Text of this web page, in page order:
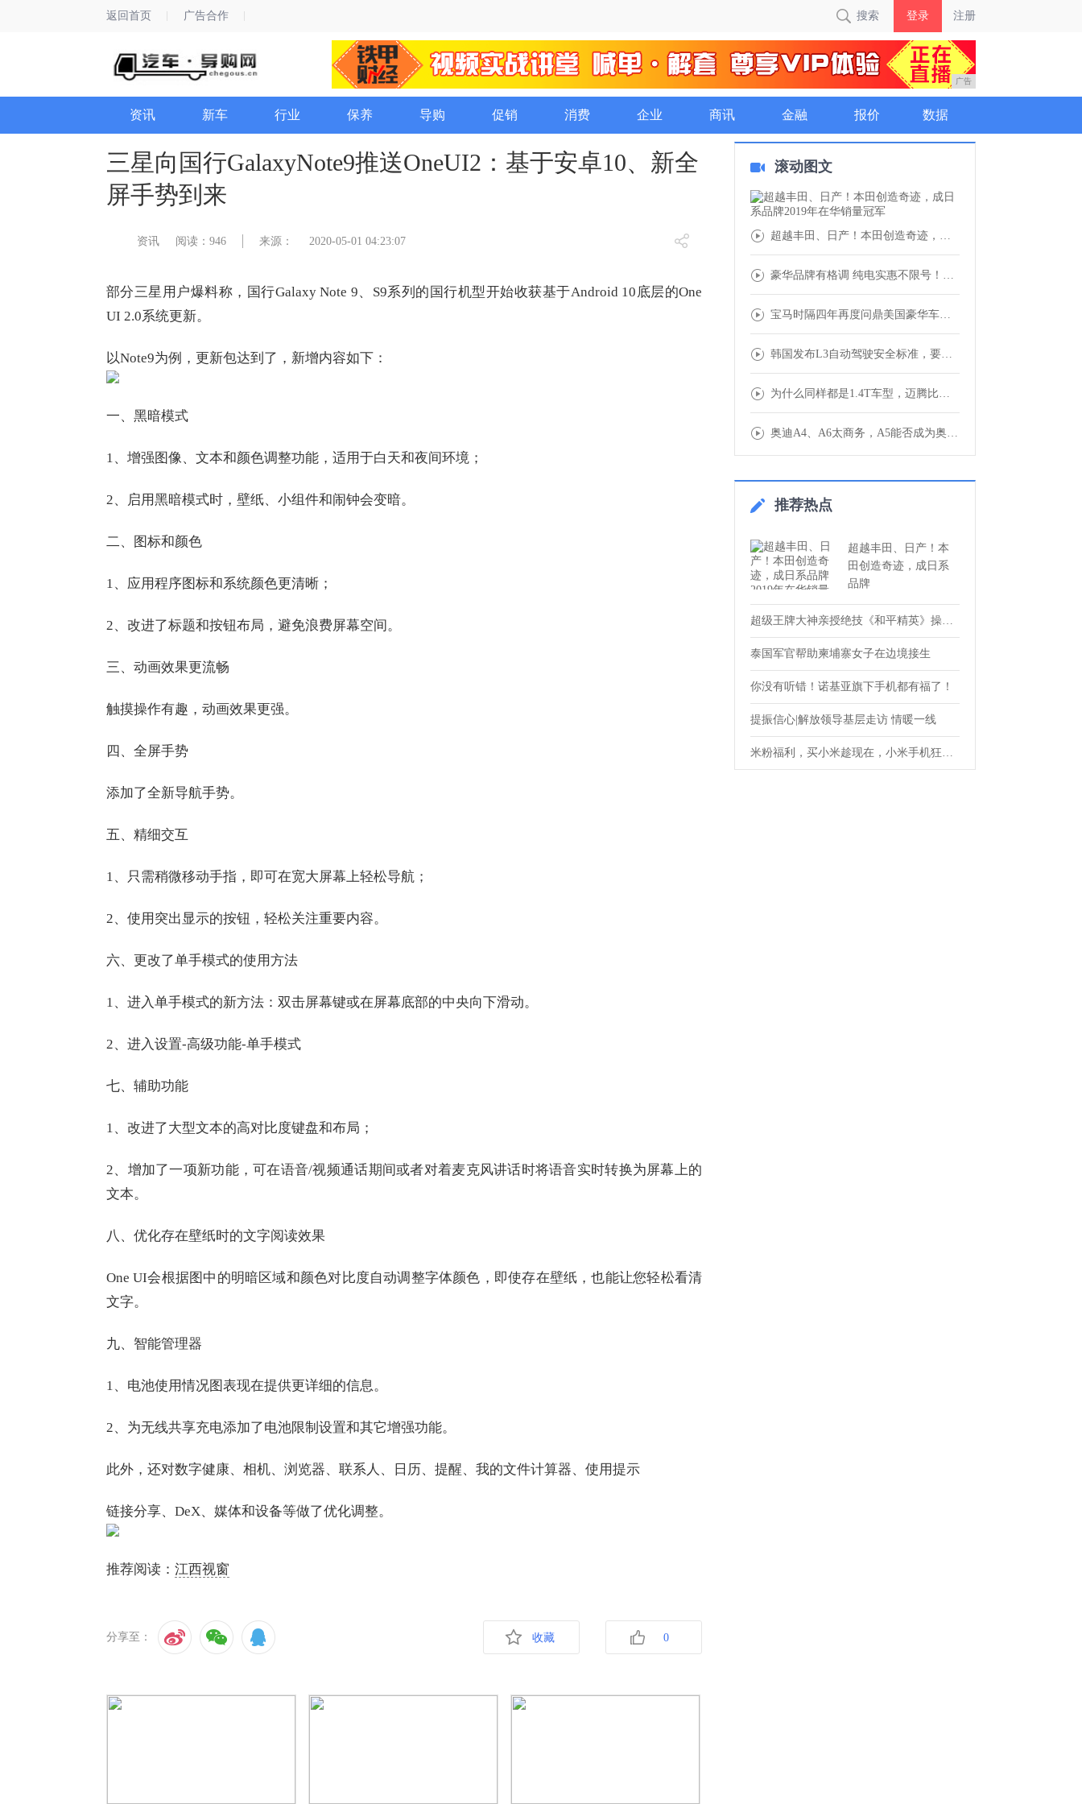
返回首页 广告合作 搜索 登录 注册
广告
资讯 新车 行业 保养 导购 促销 消费 企业 商讯 金融 报价 数据
三星向国行GalaxyNote9推送OneUI2：基于安卓10、新全
屏手势到来
资讯 阅读：946 来源： 2020-05-01 04:23:07
部分三星用户爆料称，国行Galaxy Note 9、S9系列的国行机型开始收获基于Android 10底层的One
UI 2.0系统更新。
以Note9为例，更新包达到了，新增内容如下：
一、黑暗模式
1、增强图像、文本和颜色调整功能，适用于白天和夜间环境；
2、启用黑暗模式时，壁纸、小组件和闹钟会变暗。
二、图标和颜色
1、应用程序图标和系统颜色更清晰；
2、改进了标题和按钮布局，避免浪费屏幕空间。
三、动画效果更流畅
触摸操作有趣，动画效果更强。
四、全屏手势
添加了全新导航手势。
五、精细交互
1、只需稍微移动手指，即可在宽大屏幕上轻松导航；
2、使用突出显示的按钮，轻松关注重要内容。
六、更改了单手模式的使用方法
1、进入单手模式的新方法：双击屏幕键或在屏幕底部的中央向下滑动。
2、进入设置-高级功能-单手模式
七、辅助功能
1、改进了大型文本的高对比度键盘和布局；
2、增加了一项新功能，可在语音/视频通话期间或者对着麦克风讲话时将语音实时转换为屏幕上的
文本。
八、优化存在壁纸时的文字阅读效果
One UI会根据图中的明暗区域和颜色对比度自动调整字体颜色，即使存在壁纸，也能让您轻松看清
文字。
九、智能管理器
1、电池使用情况图表现在提供更详细的信息。
2、为无线共享充电添加了电池限制设置和其它增强功能。
此外，还对数字健康、相机、浏览器、联系人、日历、提醒、我的文件计算器、使用提示
链接分享、DeX、媒体和设备等做了优化调整。
推荐阅读： 江西视窗
分享至： 0
收藏
滚动图文
超越丰田、日产！本田创造奇迹，成日系品牌2
豪华品牌有格调 纯电实惠不限号！奥迪Q2L
宝马时隔四年再度问鼎美国豪华车市场 全球市
韩国发布L3自动驾驶安全标准，要抢全球第一
为什么同样都是1.4T车型，迈腾比速腾还要
奥迪A4、A6太商务，A5能否成为奥迪最受
推荐热点
超越丰田、日产！本
田创造奇迹，成日系
品牌
超级王牌大神亲授绝技《和平精英》操练起来
泰国军官帮助柬埔寨女子在边境接生
你没有听错！诺基亚旗下手机都有福了！
提振信心|解放领导基层走访 情暖一线
米粉福利，买小米趁现在，小米手机狂欢节最